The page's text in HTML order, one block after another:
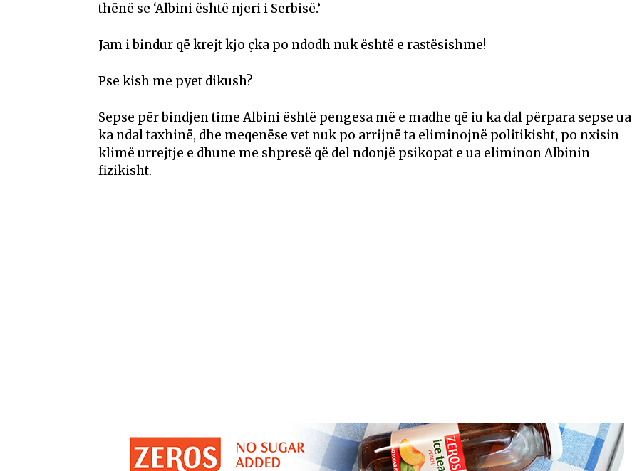
thënë se ‘Albini është njeri i Serbisë.’
Jam i bindur që krejt kjo çka po ndodh nuk është e rastësishme!
Pse kish me pyet dikush?
Sepse për bindjen time Albini është pengesa më e madhe që iu ka dal përpara sepse ua
ka ndal taxhinë, dhe meqenëse vet nuk po arrijnë ta eliminojnë politikisht, po nxisin
klimë urrejtje e dhune me shpresë që del ndonjë psikopat e ua eliminon Albinin
fizikisht.